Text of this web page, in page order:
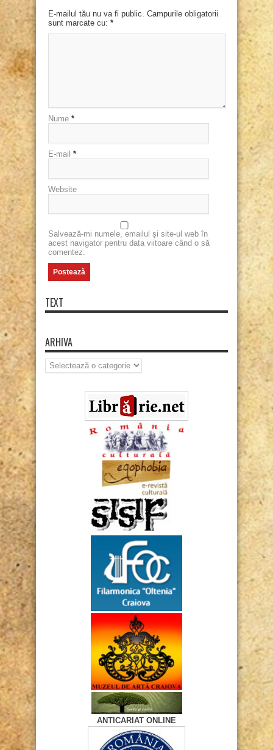
E-mailul tău nu va fi public. Campurile obligatorii
sunt marcate cu: *
Nume *
E-mail *
Website
Salvează-mi numele, emailul și site-ul web în
acest navigator pentru data viitoare când o să
comentez.
TEXT
ARHIVA
Arhiva
ANTICARIAT ONLINE